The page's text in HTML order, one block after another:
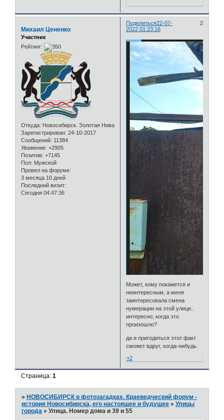
Поделиться 2
22-07-
2022 01:23:16
Михаил Цененко
Участник
Рейтинг:
Откуда: Новосибирск. Золотая Нива
Зарегистрирован: 24-10-2017
Сообщений: 11384
Уважение: +2905
Позитив: +7145
Пол: Мужской
Провел на форуме:
3 месяца 10 дней
Последний визит:
Сегодня 04:47:36
Может, кому покажется и
неинтересным, а меня
заинтересовала смена
нумерации на этой улице..
интересно, когда это
произошло?
да и пригодиться этот факт
сможет вдруг, когда-нибудь.
+2
Страница:1
» НОВОСИБИРСК в фотозагадках. Краеведческий форум -
история Новосибирска, его настоящее и будущее »Улицы
города »Улица. Номер дома и 39 и 55